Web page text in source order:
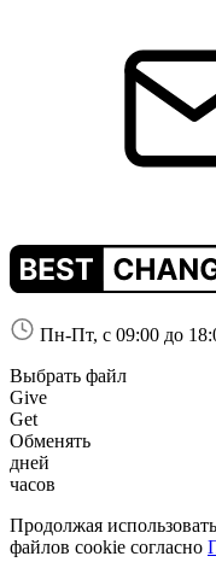
Пн-Пт, с 09:00 до
Выбрать файл
Give
Get
Обменять
дней
часов
Продолжая
файлов coоkie согласно